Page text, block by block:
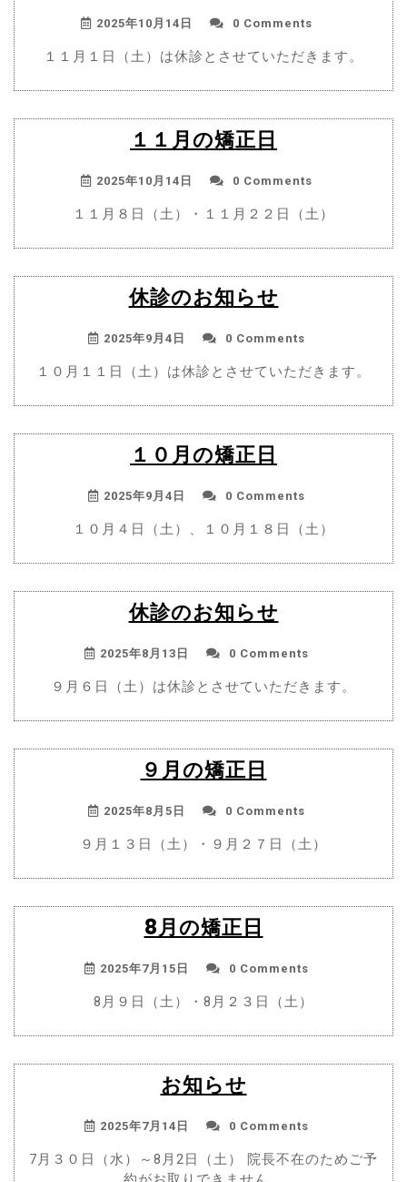
2025年10月14日 0 Comments
１１月１日（土）は休診とさせていただきます。
１１月の矯正日
2025年10月14日 0 Comments
１１月８日（土）・１１月２２日（土）
休診のお知らせ
2025年9月4日 0 Comments
１０月１１日（土）は休診とさせていただきます。
１０月の矯正日
2025年9月4日 0 Comments
１０月４日（土）、１０月１８日（土）
休診のお知らせ
2025年8月13日 0 Comments
９月６日（土）は休診とさせていただきます。
９月の矯正日
2025年8月5日 0 Comments
９月１３日（土）・９月２７日（土）
8月の矯正日
2025年7月15日 0 Comments
8月９日（土）・8月２３日（土）
お知らせ
2025年7月14日 0 Comments
7月３０日（水）～8月2日（土） 院長不在のためご予